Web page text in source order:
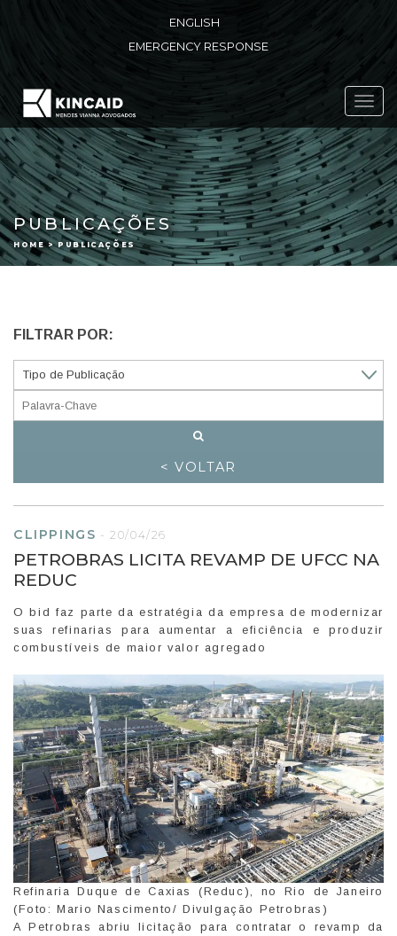
ENGLISH
EMERGENCY RESPONSE
PUBLICAÇÕES
HOME > PUBLICAÇÕES
FILTRAR POR:
< VOLTAR
CLIPPINGS - 20/04/26
PETROBRAS LICITA REVAMP DE UFCC NA
REDUC
O bid faz parte da estratégia da empresa de modernizar
suas refinarias para aumentar a eficiência e produzir
combustíveis de maior valor agregado
Refinaria Duque de Caxias (Reduc), no Rio de Janeiro
(Foto: Mario Nascimento/ Divulgação Petrobras)
A Petrobras abriu licitação para contratar o revamp da